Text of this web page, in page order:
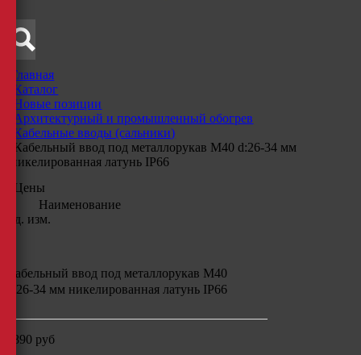
Главная
Каталог
Новые позиции
Архитектурный и промышленный обогрев
Кабельные вводы (сальники)
Кабельный ввод под металлорукав M40 d:26-34 мм
никелированная латунь IP66
Цены
Наименование
Ед. изм.
Кабельный ввод под металлорукав M40
d:26-34 мм никелированная латунь IP66
4890 руб